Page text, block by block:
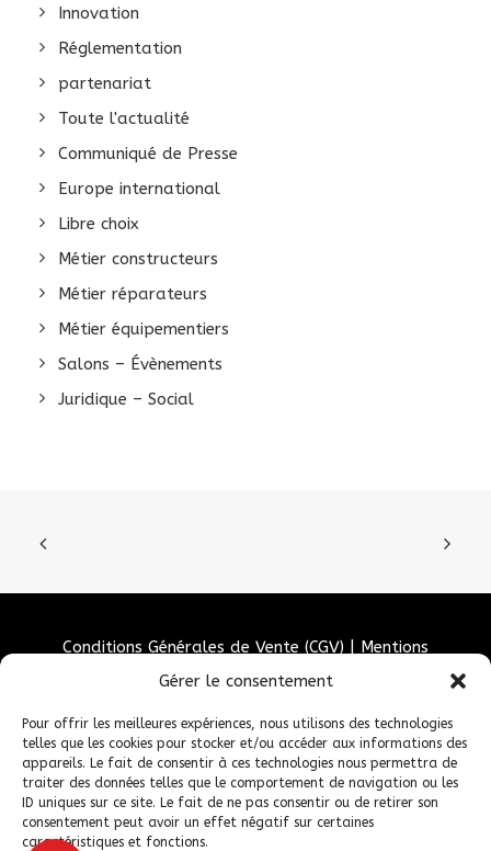
Gérer le consentement
Pour offrir les meilleures expériences, nous utilisons des technologies
telles que les cookies pour stocker et/ou accéder aux informations des
appareils. Le fait de consentir à ces technologies nous permettra de
traiter des données telles que le comportement de navigation ou les
ID uniques sur ce site. Le fait de ne pas consentir ou de retirer son
consentement peut avoir un effet négatif sur certaines
caractéristiques et fonctions.
Innovation
Réglementation
partenariat
Toute l'actualité
Communiqué de Presse
Europe international
Libre choix
Métier constructeurs
Métier réparateurs
Métier équipementiers
Salons – Évènements
Juridique – Social
Conditions Générales de Vente (CGV)
Mentions
Politique de confidentialité